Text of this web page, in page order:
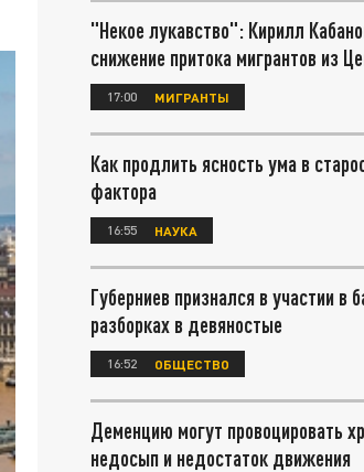
"Некое лукавство": Кирилл
снижение притока мигрантов из
17:00 МИГРАНТЫ
Как продлить ясность ума в
фактора
16:55 НАУКА
Губерниев признался в участии в
разборках в девяностые
16:52 ОБЩЕСТВО
Деменцию могут провоцировать
недосып и недостаток движения